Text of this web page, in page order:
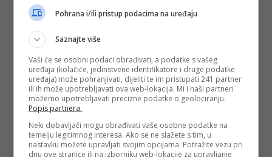
uspjeli izdržati sve napade i sačuvati remi te se pristupilo
izvođenju jedanaesteraca.
Udarac Demirovića odbranio je Darlow, a sa druge strane
precizan je bio Wilson. Tabaković je potom pogodio za
poravnanje, ali je Harris vratio vodstvo Velsu. Precizan sa
bijele tačke bio je i Bašić, a Johnson je promašio gol čime je
vratio BiH u igru. Vodstvo bh. selekciji donio je
Hadžiahmetović, a Vasilj je odbranio Williamsu. U petoj seriji
Alajbegović je postigao gol i odveo BiH u finale protiv Italije
31. marta u Zenici.
Sastavi ekipa:
Vels: Darlow, Williams, Lawlor, Rodon, Dasilva, Ampadu, J.
Pohrana i/ili pristup podacima na uređaju
Saznajte više
Vaši će se osobni podaci obrađivati, a podatke s vašeg
uređaja (kolačiće, jedinstvene identifikatore i druge podatke
uređaja) može pohranjivati, dijeliti te im pristupati 241 partner
ili ih može upotrebljavati ova web-lokacija. Mi i naši partneri
možemo upotrebljavati precizne podatke o geolociranju.
Popis partnera.
Neki dobavljači mogu obrađivati vaše osobne podatke na
temelju legitimnog interesa. Ako se ne slažete s tim, u
nastavku možete upravljati svojim opcijama. Potražite vezu pri
dnu ove stranice ili na izborniku web-lokacije za upravljanje